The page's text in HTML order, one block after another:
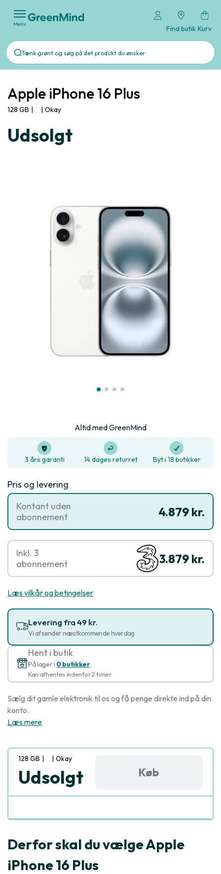
Menu
Find butik Kurv
Apple iPhone 16 Plus
128 GB | | Okay
Udsolgt
Altid med GreenMind
3 års garanti 14 dages returret Byt i 18 butikker
Pris og levering
4.879 kr.
Kontant uden
abonnement
3.879 kr.
Inkl. 3
abonnement
Læs vilkår og betingelser
Levering fra 49 kr.
Vi afsender næstkommende hverdag
Hent i butik
På lager i 0 butikker
Kan afhentes indenfor 2 timer
Sælg dit gamle elektronik til os og få penge direkte ind på din
konto.
Læs mere
128 GB | | Okay
Udsolgt Køb
Derfor skal du vælge Apple
iPhone 16 Plus